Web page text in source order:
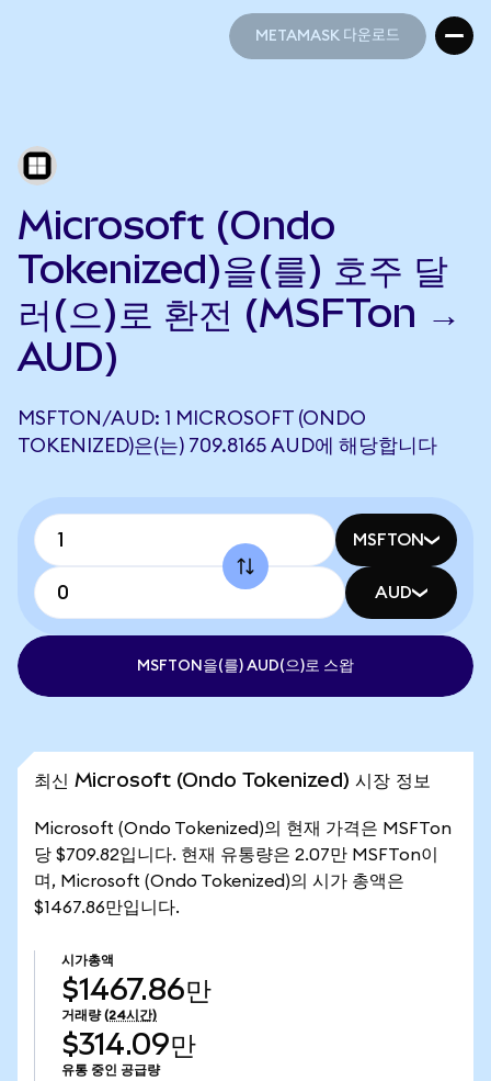
METAMASK 다운로드
Microsoft (Ondo
Tokenized)을(를) 호주 달
러(으)로 환전 (MSFTon →
AUD)
MSFTON/AUD: 1 MICROSOFT (ONDO
TOKENIZED)은(는) 709.8165 AUD에 해당합니다
MSFTON
AUD
MSFTON을(를) AUD(으)로 스왑
최신 Microsoft (Ondo Tokenized) 시장 정보
Microsoft (Ondo Tokenized)의 현재 가격은 MSFTon
당 $709.82입니다. 현재 유통량은 2.07만 MSFTon이
며, Microsoft (Ondo Tokenized)의 시가 총액은
$1467.86만입니다.
시가총액
$1467.86만
거래량 (24시간)
$314.09만
유통 중인 공급량